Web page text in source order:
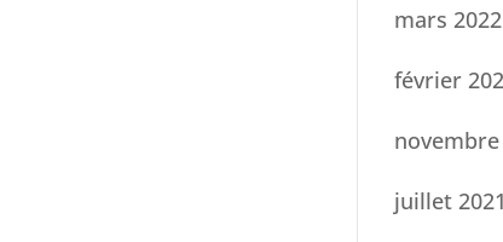
mars 2022
février
novembre
juillet 2021